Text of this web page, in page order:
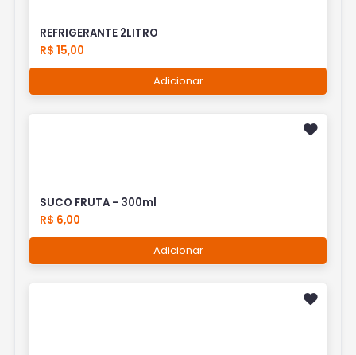
REFRIGERANTE 2LITRO
R$ 15,00
Adicionar
SUCO FRUTA - 300ml
R$ 6,00
Adicionar